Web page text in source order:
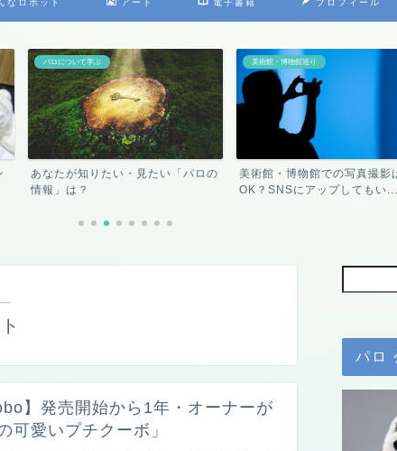
なロボット アート 電子書籍 プロフィール
パロについて学ぶ
あなたが知りたい・見たい「パロの
情報」は？
美術館・博物館巡り
美術館・博物館での写真撮影
OK？SNSにアップしてもい...
】発売開始から1年・オーナーが
可愛いプチクーボ」
パロ